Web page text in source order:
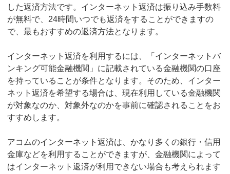
した返済方法です。インターネット返済は振り込み手数料
が無料で、24時間いつでも返済をすることができますの
で、最もおすすめの返済方法となります。
インターネット返済を利用するには、「インターネットバ
ンキング可能金融機関」に記載されている金融機関の口座
を持っていることが条件となります。そのため、インター
ネット返済を希望する場合は、現在利用している金融機関
が対象なのか、対象外なのかを事前に確認されることをお
すすめします。
アコムのインターネット返済は、かなり多くの銀行・信用
金庫などを利用することができますが、金融機関によって
はインターネット返済が利用できない場合も考えられます